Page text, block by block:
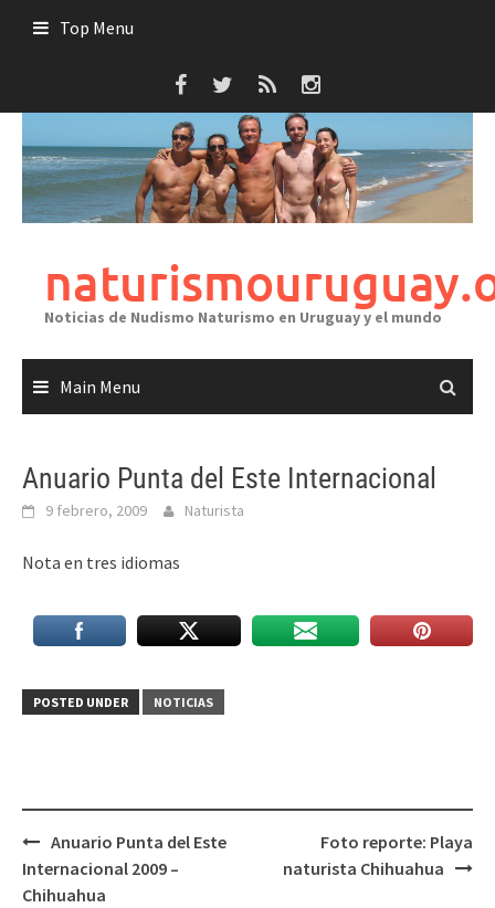
Top Menu
Noticias de Nudismo Naturismo en Uruguay y el mundo
Main Menu
Anuario Punta del Este Internacional
9 febrero, 2009 Naturista
Nota en tres idiomas
POSTED UNDER NOTICIAS
Post
navigation
Anuario Punta del Este
Internacional 2009 –
Chihuahua
Foto reporte: Playa
naturista Chihuahua